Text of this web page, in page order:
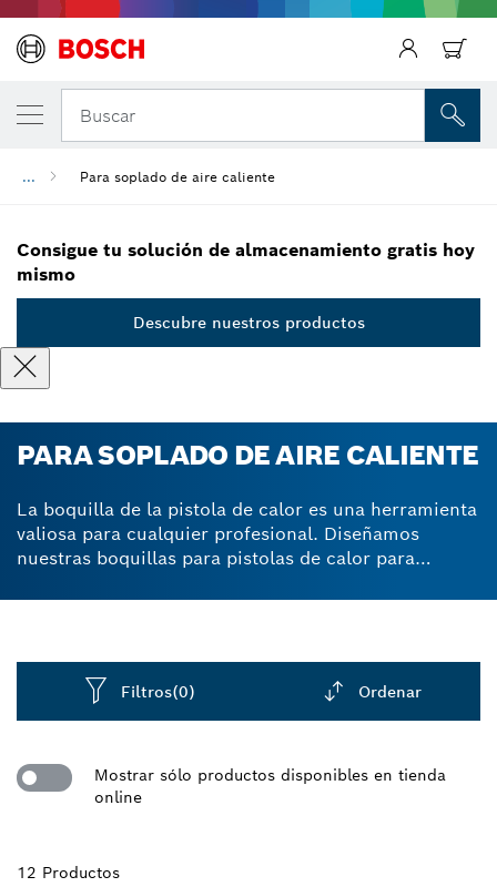
Buscar
... Para soplado de aire caliente
Consigue tu solución de almacenamiento gratis hoy
mismo
Descubre nuestros productos
PARA SOPLADO DE AIRE CALIENTE
La boquilla de la pistola de calor es una herramienta
valiosa para cualquier profesional. Diseñamos
nuestras boquillas para pistolas de calor para
materiales con precisión. ¿Estás buscando un
forma del área que necesitas calentar. Los
adaptadores de boquillas para pistolas de calor de
mayor durabilidad y resistencia al calor. Nuestras
boquillas para pistolas de calor hacen que secar,
Filtros(0) Ordenar
Mostrar sólo productos disponibles en tienda
online
12 Productos